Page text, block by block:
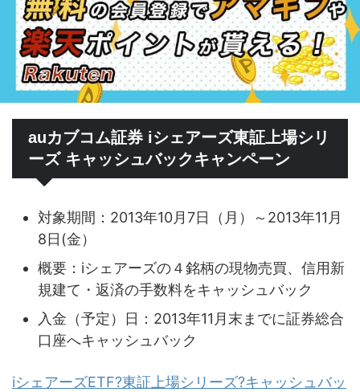
auカブコム証券 iシェアーズ東証上場シリ
ーズ キャッシュバックキャンペーン
対象期間：2013年10月7日（月）～2013年11月
8日(金）
概要：iシェアーズの４銘柄の現物売買、信用新
規建て・返済の手数料をキャッシュバック
入金（予定）日：2013年11月末までに証券総合
口座へキャッシュバック
iシェアーズETF?東証上場シリーズ?キャッシュバッ